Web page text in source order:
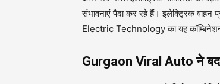
संभावनाएं पैदा कर रहे हैं। इलेक्ट्रिक
Electric Technology का यह
Gurgaon Viral Auto ने